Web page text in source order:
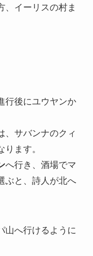
、イーリスの村ま
行後にユウヤンか
、サバンナのクィ
ます。
へ行き、酒場でマ
ぶと、詩人が北へ
山へ行けるように